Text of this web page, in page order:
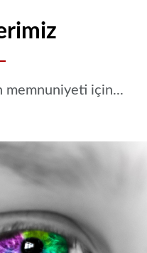
memnuniyeti için...